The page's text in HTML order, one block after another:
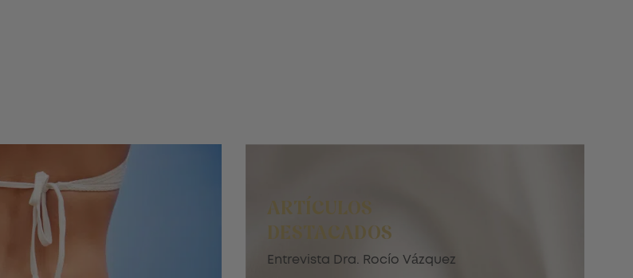
ARTÍCULOS
DESTACADOS
Entrevista Dra. Rocío Vázquez